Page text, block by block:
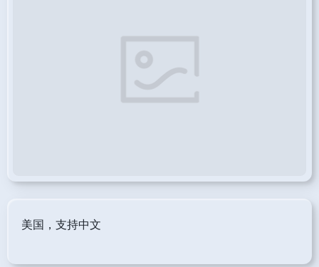
美国，支持中文